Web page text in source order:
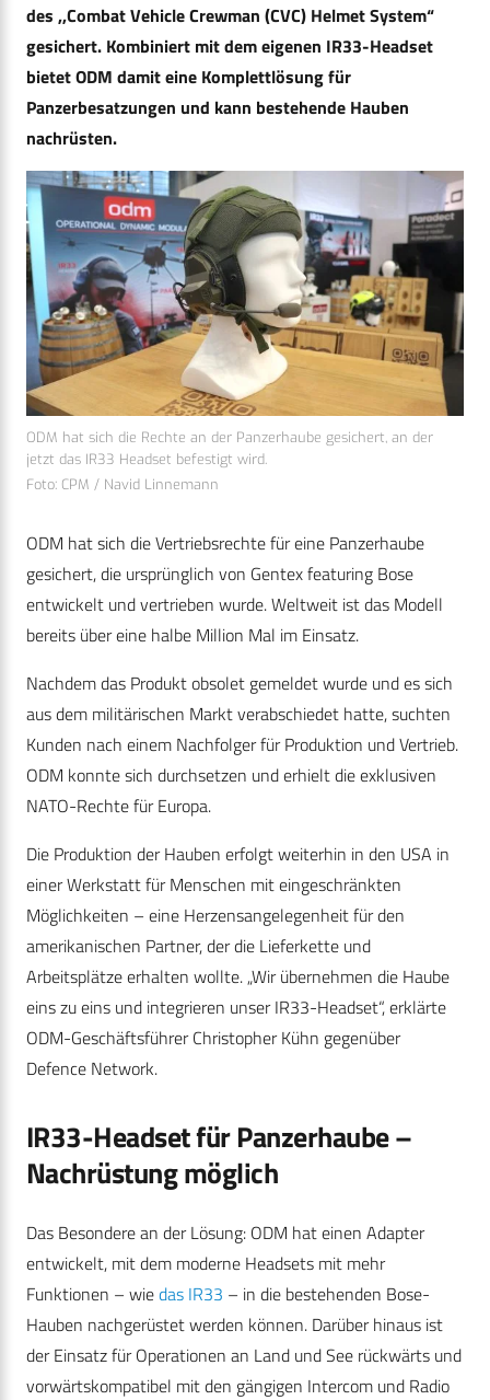
des ,,Combat Vehicle Crewman (CVC) Helmet System“
gesichert. Kombiniert mit dem eigenen IR33-Headset
bietet ODM damit eine Komplettlösung für
Panzerbesatzungen und kann bestehende Hauben
nachrüsten.
ODM hat sich die Rechte an der Panzerhaube gesichert, an der
jetzt das IR33 Headset befestigt wird.
Foto: CPM / Navid Linnemann
ODM hat sich die Vertriebsrechte für eine Panzerhaube
gesichert, die ursprünglich von Gentex featuring Bose
entwickelt und vertrieben wurde. Weltweit ist das Modell
bereits über eine halbe Million Mal im Einsatz.
Nachdem das Produkt obsolet gemeldet wurde und es sich
aus dem militärischen Markt verabschiedet hatte, suchten
Kunden nach einem Nachfolger für Produktion und Vertrieb.
ODM konnte sich durchsetzen und erhielt die exklusiven
NATO-Rechte für Europa.
Die Produktion der Hauben erfolgt weiterhin in den USA in
einer Werkstatt für Menschen mit eingeschränkten
Möglichkeiten – eine Herzensangelegenheit für den
amerikanischen Partner, der die Lieferkette und
Arbeitsplätze erhalten wollte. „Wir übernehmen die Haube
eins zu eins und integrieren unser IR33-Headset“, erklärte
ODM-Geschäftsführer Christopher Kühn gegenüber
Defence Network.
IR33-Headset für Panzerhaube –
Nachrüstung möglich
Das Besondere an der Lösung: ODM hat einen Adapter
entwickelt, mit dem moderne Headsets mit mehr
Funktionen – wiedas IR33 – in die bestehenden Bose-
Hauben nachgerüstet werden können. Darüber hinaus ist
der Einsatz für Operationen an Land und See rückwärts und
vorwärtskompatibel mit den gängigen Intercom und Radio